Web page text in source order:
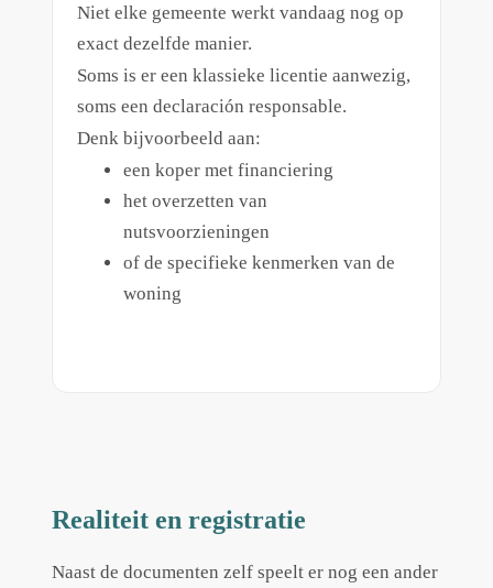
Niet elke gemeente werkt vandaag nog op
exact dezelfde manier.
Soms is er een klassieke licentie aanwezig,
soms een declaración responsable.
Denk bijvoorbeeld aan:
een koper met financiering
het overzetten van
nutsvoorzieningen
of de specifieke kenmerken van de
woning
Realiteit en registratie
Naast de documenten zelf speelt er nog een ander